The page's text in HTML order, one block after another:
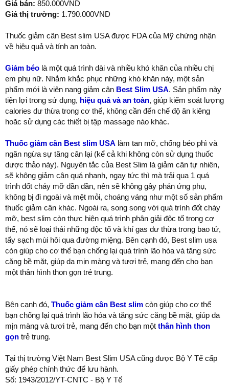
Giá bán: 850.000VND
Giá thị trường: 1.790.000VND
Thuốc giảm cân Best slim USA được FDA của Mỹ chứng nhận
về hiệu quả và tính an toàn.
Giảm béo là một quá trình dài và nhiều khó khăn của nhiều chị
em phụ nữ. Nhằm khắc phục những khó khăn này, một sản
phẩm mới là viên nang giảm cân Best Slim USA. Sản phẩm này
tiện lợi trong sử dụng, hiệu quả và an toàn, giúp kiểm soát lượng
calories dư thừa trong cơ thể, không cần đến chế độ ăn kiêng
hoăc sử dụng các thiết bị tập massage nào khác.
Thuốc giảm cân Best slim USA làm tan mỡ, chống béo phì và
ngăn ngừa sự tăng cân lại (kể cả khi không còn sử dụng thuốc
dược thảo này). Nguyên tắc của Best Slim là giảm cân tự nhiên,
sẽ không giảm cân quá nhanh, ngay tức thì mà trải qua 1 quá
trình đốt cháy mỡ dần dần, nên sẽ không gây phản ứng phụ,
không bị đi ngoài và mệt mỏi, choáng váng như một số sản phẩm
thuốc giảm cân khác. Ngoài ra, song song với quá trình đốt cháy
mỡ, best slim còn thực hiện quá trình phân giải độc tố trong cơ
thể, nó sẽ loại thải những độc tố và khí gas dư thừa trong bao tử,
tẩy sạch mùi hôi qua đường miệng. Bên cạnh đó, Best slim usa
còn giúp cho cơ thể bạn chống lại quá trình lão hóa và tăng sức
căng bề mặt, giúp da mịn màng và tươi trẻ, mang đến cho bạn
một thân hình thon gọn trẻ trung.
Bên cạnh đó, Thuốc giảm cân Best slim còn giúp cho cơ thể
bạn chống lại quá trình lão hóa và tăng sức căng bề mặt, giúp da
mịn màng và tươi trẻ, mang đến cho bạn một thân hình thon
gọn trẻ trung.
Tại thị trường Việt Nam Best Slim USA cũng được Bộ Y Tế cấp
giấy phép chính thức để lưu hành.
Số: 1943/2012/YT-CNTC - Bộ Y Tế